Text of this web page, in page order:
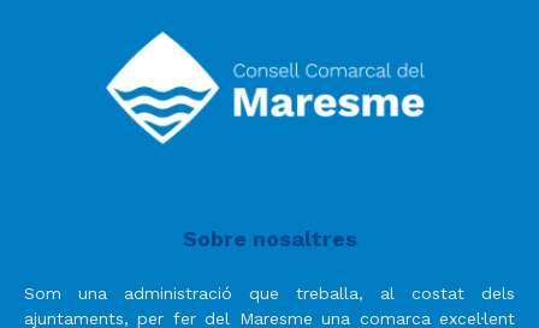
Sobre nosaltres
Som una administració que treballa, al costat dels
ajuntaments, per fer del Maresme una comarca excel·lent